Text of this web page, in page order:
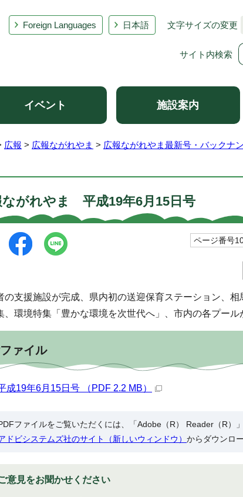
Foreign Languages 日本語 文字サイズの変更
サイト内検索
イベント 施設案内
広報 > 広報ながれやま > 広報ながれやま最新号・バックナ
ながれやま 平成19年6月15日号
ページ番号
の支援施設が完成、県内初の送迎保育ステーション、
、環境特集「豊かな環境を次世代へ」、市内の各プー
ァイル
成19年6月15日号 （PDF 2.2 MB）
ファイルをご覧いただくには、「Adobe（R） Reader（R）
ドビシステムズ社のサイト（新しいウィンドウ） からダウンロ
意見をお聞かせください